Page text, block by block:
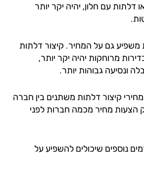
עם חלון, יהיה יקר יותר
גם על המחיר. קיצור דלתות
מרוחקות יהיה יקר יותר,
גבוהות יותר.
קיצור דלתות משתנים בין חברה
מחיר מכמה חברות לפני
שיכולים להשפיע על